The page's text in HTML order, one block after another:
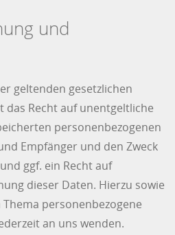
und
geltenden gesetzlichen
das Recht auf unentgeltliche
personenbezogenen
Empfänger und den Zweck
ggf. ein Recht auf
dieser Daten. Hierzu sowie
personenbezogene
an uns wenden.